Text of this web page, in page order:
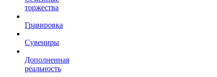
торжества
Гравировка
Сувениры
Дополненная
реальность